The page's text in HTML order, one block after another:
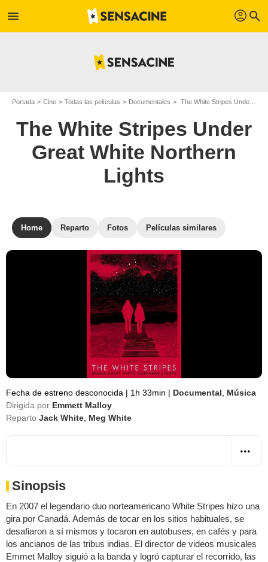
menu profil search
Portada Cine Todas las películas Documentales The White Stripes Under Great White Northern Lights
The White Stripes Under
Great White Northern
Lights
Home Reparto Fotos Películas similares
Fecha de estreno desconocida | 1h 33min | Documental
Música
Dirigida por Emmett Malloy
Reparto Jack White Meg White
Sinopsis
En 2007 el legendario duo norteamericano White Stripes hizo una
gira por Canadá. Además de tocar en los sitios habituales, se
desafiaron a sí mismos y tocaron en autobuses, en cafés y para
los ancianos de las tribus indias. El director de videos musicales
Emmet Malloy siguió a la banda y logró capturar el recorrido, las